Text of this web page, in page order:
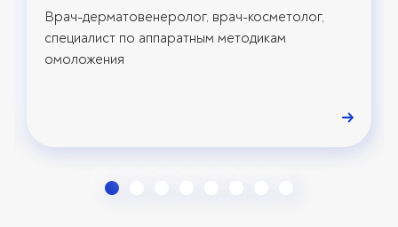
Врач-дерматовенеролог, врач-косметолог,
специалист по аппаратным методикам
омоложения